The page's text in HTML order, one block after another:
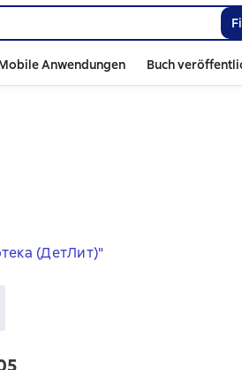
Anwendungen Buch
(ДетЛит)"